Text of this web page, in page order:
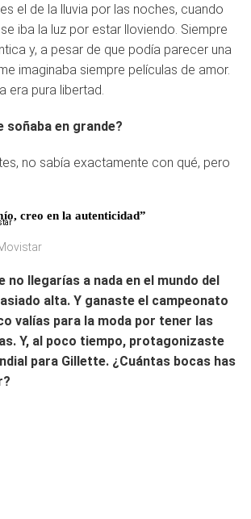
el de la lluvia por las noches, cuando
iba la luz por estar lloviendo. Siempre
y, a pesar de que podía parecer una
imaginaba siempre películas de amor.
era pura libertad.
soñaba en grande?
no sabía exactamente con qué, pero
creo en la autenticidad”
no llegarías a nada en el mundo del
alta. Y ganaste el campeonato
valías para la moda por tener las
Y, al poco tiempo, protagonizaste
para Gillette. ¿Cuántas bocas has